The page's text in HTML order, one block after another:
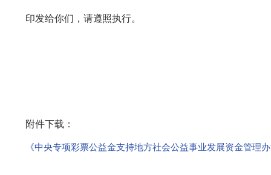
印发给你们，请遵照执行。
附件下载：
《中央专项彩票公益金支持地方社会公益事业发展资金管理